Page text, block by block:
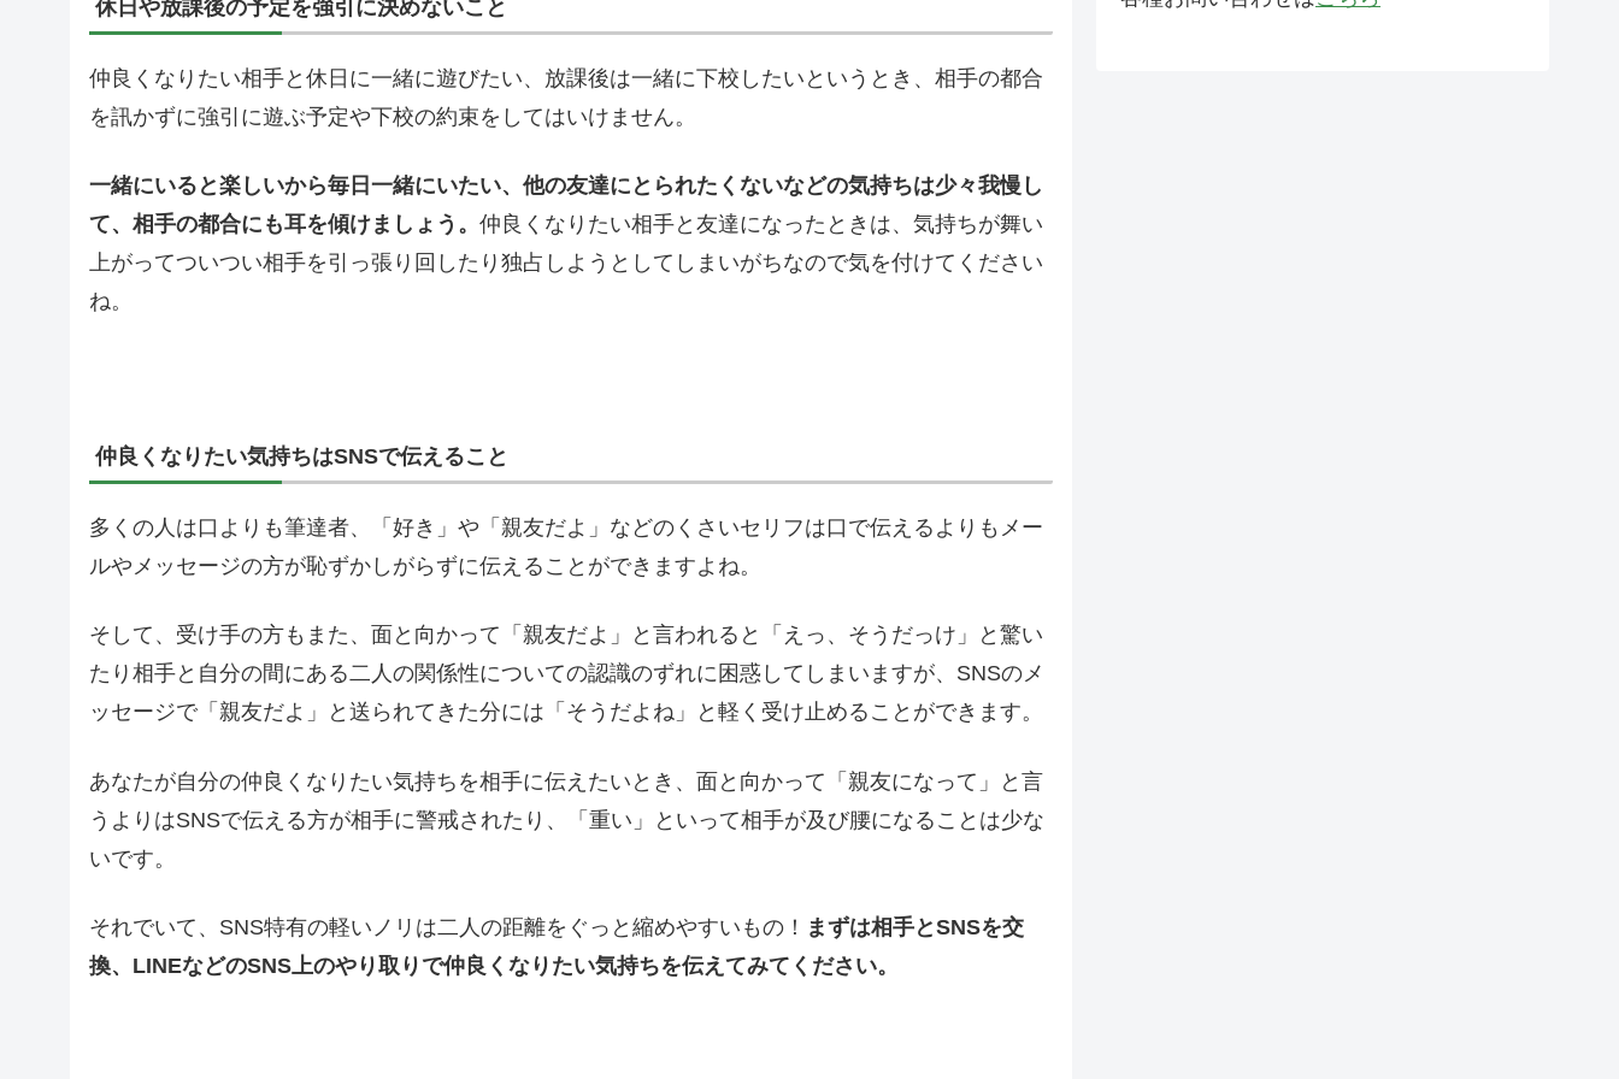
休日や放課後の予定を強引に決めないこと
仲良くなりたい相手と休日に一緒に遊びたい、放課後は一緒に下校したいというとき、相手の都合
を訊かずに強引に遊ぶ予定や下校の約束をしてはいけません。
一緒にいると楽しいから毎日一緒にいたい、他の友達にとられたくないなどの気持ちは少々我慢し
て、相手の都合にも耳を傾けましょう。 仲良くなりたい相手と友達になったときは、気持ちが舞い
上がってついつい相手を引っ張り回したり独占しようとしてしまいがちなので気を付けてください
ね。
仲良くなりたい気持ちはSNSで伝えること
多くの人は口よりも筆達者、「好き」や「親友だよ」などのくさいセリフは口で伝えるよりもメー
ルやメッセージの方が恥ずかしがらずに伝えることができますよね。
そして、受け手の方もまた、面と向かって「親友だよ」と言われると「えっ、そうだっけ」と驚い
たり相手と自分の間にある二人の関係性についての認識のずれに困惑してしまいますが、SNSのメ
ッセージで「親友だよ」と送られてきた分には「そうだよね」と軽く受け止めることができます。
あなたが自分の仲良くなりたい気持ちを相手に伝えたいとき、面と向かって「親友になって」と言
うよりはSNSで伝える方が相手に警戒されたり、「重い」といって相手が及び腰になることは少な
いです。
それでいて、SNS特有の軽いノリは二人の距離をぐっと縮めやすいもの！ まずは相手とSNSを交
換、LINEなどのSNS上のやり取りで仲良くなりたい気持ちを伝えてみてください。